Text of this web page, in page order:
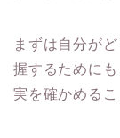
まずは自分が
握するために
実を確かめるこ